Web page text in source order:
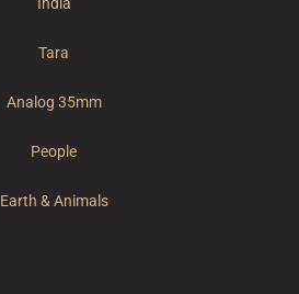
Tara
Analog 35mm
People
Earth & Animals